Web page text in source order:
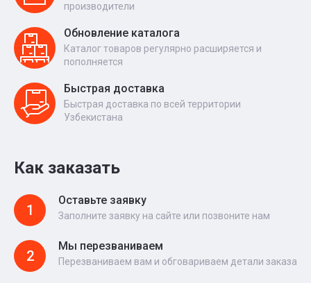
производители
Обновление каталога
Каталог товаров регулярно расширяется и
пополняется
Быстрая доставка
Быстрая доставка по всей территории
Узбекистана
Как заказать
1
Оставьте заявку
Заполните заявку на сайте или позвоните нам
2
Мы перезваниваем
Перезваниваем вам и обговариваем детали заказа